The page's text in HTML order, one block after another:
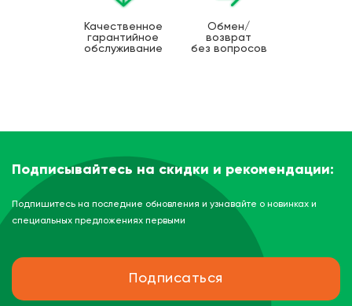
Качественное
гарантийное
обслуживание
Обмен/
возврат
без вопросов
Подписывайтесь на скидки и рекомендации:
Подпишитесь на последние обновления и узнавайте о новинках и
специальных предложениях первыми
Подписаться